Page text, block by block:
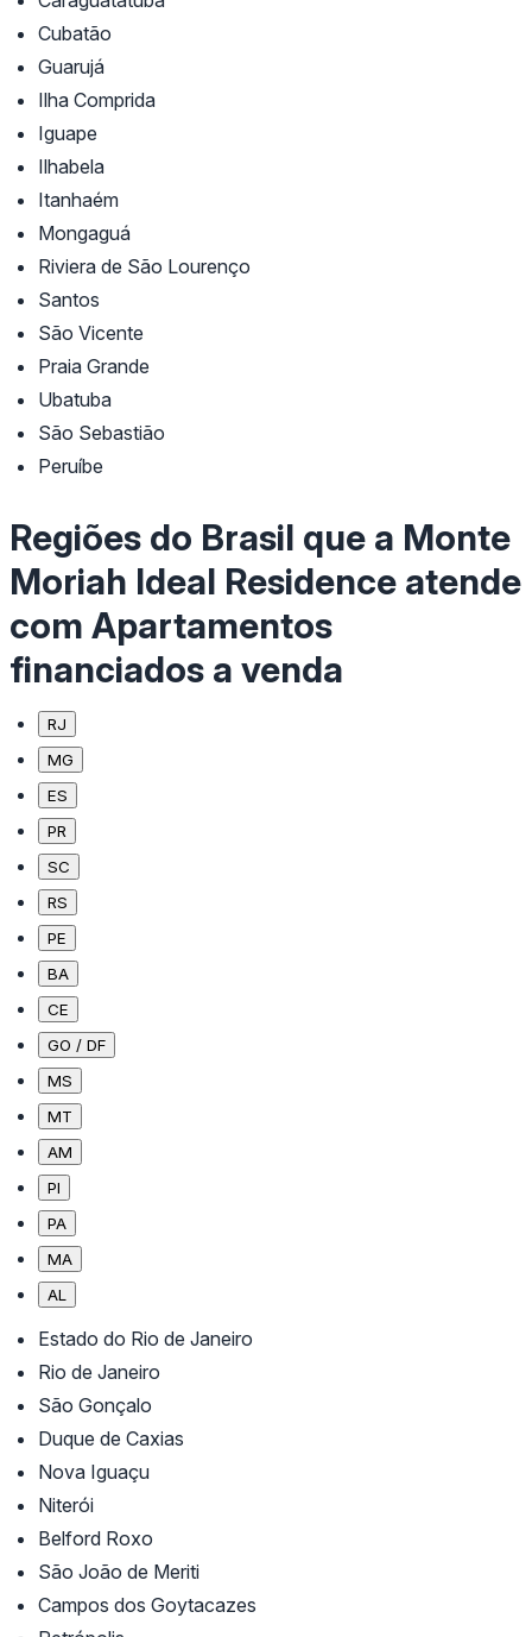
Cubatão
Guarujá
Ilha Comprida
Iguape
Ilhabela
Itanhaém
Mongaguá
Riviera de São Lourenço
Santos
São Vicente
Praia Grande
Ubatuba
São Sebastião
Peruíbe
Regiões do Brasil que a Monte
Moriah Ideal Residence atende
com Apartamentos
financiados a venda
RJ
MG
ES
PR
SC
RS
PE
BA
CE
GO / DF
MS
MT
AM
PI
PA
MA
AL
Estado do Rio de Janeiro
Rio de Janeiro
São Gonçalo
Duque de Caxias
Nova Iguaçu
Niterói
Belford Roxo
São João de Meriti
Campos dos Goytacazes